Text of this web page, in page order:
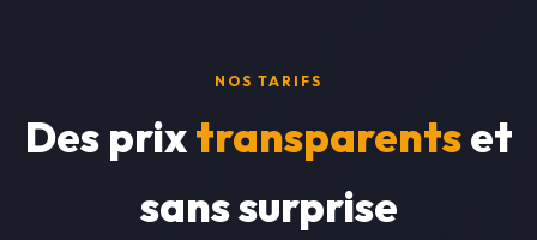
NOS TARIFS
Des prixtransparentset
sans surprise